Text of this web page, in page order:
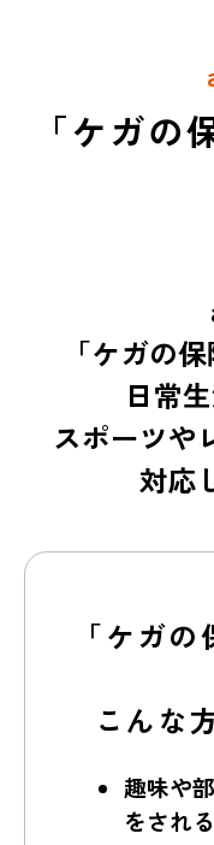
「ケガの
「ケガの
日常
スポーツや
対応
「ケガ
こんな
趣味や
をされ